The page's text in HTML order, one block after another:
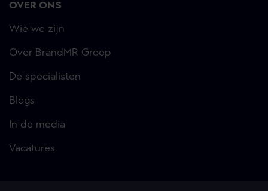
OVER ONS
Wie we zijn
Over BrandMR Groep
De specialisten
Blogs
In de media
Vacatures